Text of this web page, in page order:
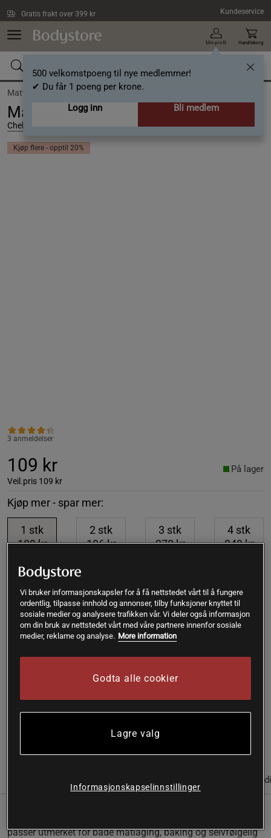
Gratis frakt over 399 kr Kundeservice
Min profil
500 velkomstpoeng til nye medlemmer!
✔ Du får 1 poeng per krone.
Logg inn
Bli medlem
Handlekorg
Matvarer / Nøtter /Mandler
Mandlar 250 g
Chelsie s Organic Gourmet Prod
Kjøp flere - opptil 20%
3 anmeldelser
109 kr
Veil.pris 109 kr
På lager
Kjøp mer - spar mer:
1 stk
109 kr
2 stk
196 kr
3 stk
278 kr
4 stk
349 kr
Kjøp
Gratis frakt over 399 kr Gratis retur 14 dagers angrerett
passer utmerket for både matlaging, baking og selvfølgelig
som snacks.
Næringsinformasjon &
passer utmerket for både matlaging, baking og selvfølgelig
Vi bruker informasjonskapsler for å få nettstedet vårt til å fungere
ordentlig, tilpasse innhold og annonser, tilby funksjoner knyttet til
sosiale medier og analysere trafikken vår. Vi deler også informasjon
om din bruk av nettstedet vårt med våre partnere innenfor sosiale
medier, reklame og analyse. More information
Godta alle cookier
Lagre valg
Informasjonskapselinnstillinger